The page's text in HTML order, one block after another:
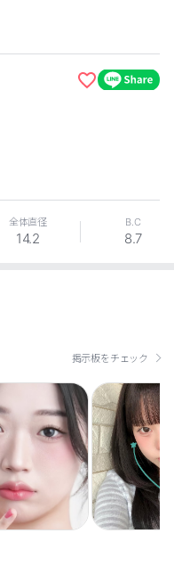
FACEBOOK
全体直径
14.2
B.C
8.7
掲示板をチェック